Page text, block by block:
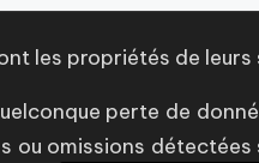
les propriétés de
perte de
omissions détectées